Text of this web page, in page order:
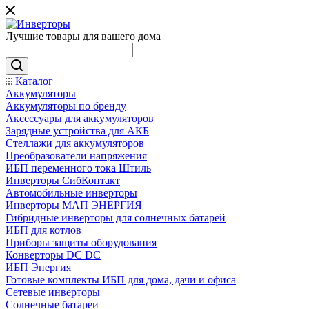
Лучшие товары для вашего дома
Каталог
Аккумуляторы
Аккумуляторы по бренду
Аксессуары для аккумуляторов
Зарядные устройства для АКБ
Стеллажи для аккумуляторов
Преобразователи напряжения
ИБП переменного тока Штиль
Инверторы СибКонтакт
Автомобильные инверторы
Инверторы МАП ЭНЕРГИЯ
Гибридные инверторы для солнечных батарей
ИБП для котлов
Приборы защиты оборудования
Конверторы DC DC
ИБП Энергия
Готовые комплекты ИБП для дома, дачи и офиса
Сетевые инверторы
Солнечные батареи